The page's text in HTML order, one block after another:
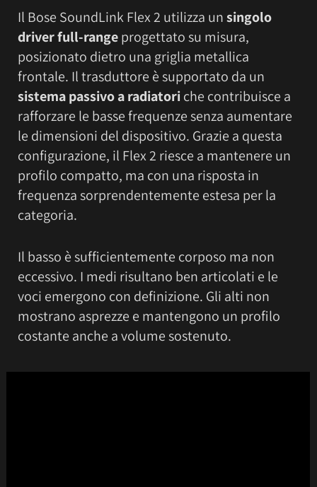
Il Bose SoundLink Flex 2 utilizza unsingolo
driver full-rangeprogettato su misura,
posizionato dietro una griglia metallica
frontale. Il trasduttore è supportato da un
sistema passivo a radiatoriche contribuisce a
rafforzare le basse frequenze senza aumentare
le dimensioni del dispositivo. Grazie a questa
configurazione, il Flex 2 riesce a mantenere un
profilo compatto, ma con una risposta in
frequenza sorprendentemente estesa per la
categoria.
Il basso è sufficientemente corposo ma non
eccessivo. I medi risultano ben articolati e le
voci emergono con definizione. Gli alti non
mostrano asprezze e mantengono un profilo
costante anche a volume sostenuto.